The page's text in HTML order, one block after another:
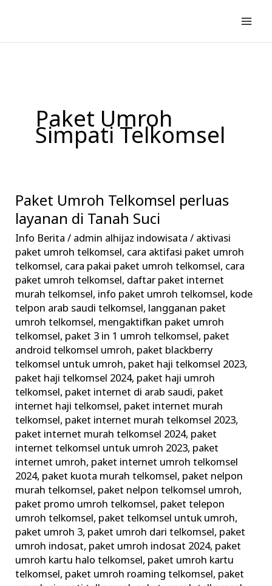
konten
Paket Umroh
Simpati Telkomsel
Paket Umroh Telkomsel perluas
layanan di Tanah Suci
Info Berita / admin alhijaz indowisata/ aktivasi
paket umroh telkomsel, cara aktifasi paket umroh
telkomsel, cara pakai paket umroh telkomsel, cara
paket umroh telkomsel, daftar paket internet
murah telkomsel, info paket umroh telkomsel, kode
telpon arab saudi telkomsel, langganan paket
umroh telkomsel, mengaktifkan paket umroh
telkomsel, paket 3 in 1 umroh telkomsel, paket
android telkomsel umroh, paket blackberry
telkomsel untuk umroh, paket haji telkomsel 2023,
paket haji telkomsel 2024, paket haji umroh
telkomsel, paket internet di arab saudi, paket
internet haji telkomsel, paket internet murah
telkomsel, paket internet murah telkomsel 2023,
paket internet murah telkomsel 2024, paket
internet telkomsel untuk umroh 2023, paket
internet umroh, paket internet umroh telkomsel
2024, paket kuota murah telkomsel, paket nelpon
murah telkomsel, paket nelpon telkomsel umroh,
paket promo umroh telkomsel, paket telepon
umroh telkomsel, paket telkomsel untuk umroh,
paket umroh 3, paket umroh dari telkomsel, paket
umroh indosat, paket umroh indosat 2024, paket
umroh kartu halo telkomsel, paket umroh kartu
telkomsel, paket umroh roaming telkomsel, paket
Paket
Umroh
Telkomsel
perluas
layanan
di
Tanah
Suci